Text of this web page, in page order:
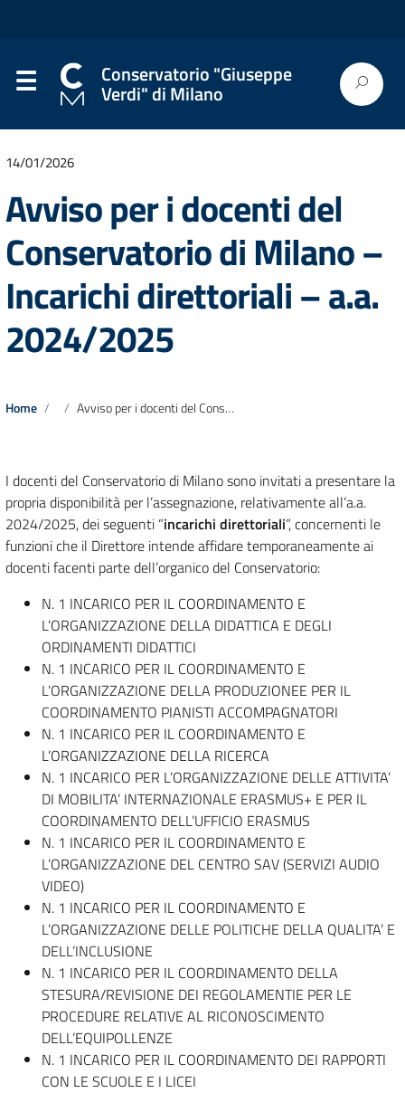
Conservatorio "Giuseppe
Verdi" di Milano
14/01/2026
Avviso per i docenti del
Conservatorio di Milano –
Incarichi direttoriali – a.a.
2024/2025
Home Avviso per i docenti del Conservatorio di Milano – Incarichi direttoriali – a.a. 2024/2025
I docenti del Conservatorio di Milano sono invitati a presentare la
propria disponibilità per l’assegnazione, relativamente all’a.a.
2024/2025, dei seguenti “incarichi direttoriali”, concernenti le
funzioni che il Direttore intende affidare temporaneamente ai
docenti facenti parte dell’organico del Conservatorio:
N. 1 INCARICO PER IL COORDINAMENTO E
L’ORGANIZZAZIONE DELLA DIDATTICA E DEGLI
ORDINAMENTI DIDATTICI
N. 1 INCARICO PER IL COORDINAMENTO E
L’ORGANIZZAZIONE DELLA PRODUZIONEE PER IL
COORDINAMENTO PIANISTI ACCOMPAGNATORI
N. 1 INCARICO PER IL COORDINAMENTO E
L’ORGANIZZAZIONE DELLA RICERCA
N. 1 INCARICO PER L’ORGANIZZAZIONE DELLE ATTIVITA’
DI MOBILITA’ INTERNAZIONALE ERASMUS+ E PER IL
COORDINAMENTO DELL’UFFICIO ERASMUS
N. 1 INCARICO PER IL COORDINAMENTO E
L’ORGANIZZAZIONE DEL CENTRO SAV (SERVIZI AUDIO
VIDEO)
N. 1 INCARICO PER IL COORDINAMENTO E
L’ORGANIZZAZIONE DELLE POLITICHE DELLA QUALITA’ E
DELL’INCLUSIONE
N. 1 INCARICO PER IL COORDINAMENTO DELLA
STESURA/REVISIONE DEI REGOLAMENTIE PER LE
PROCEDURE RELATIVE AL RICONOSCIMENTO
DELL’EQUIPOLLENZE
N. 1 INCARICO PER IL COORDINAMENTO DEI RAPPORTI
CON LE SCUOLE E I LICEI